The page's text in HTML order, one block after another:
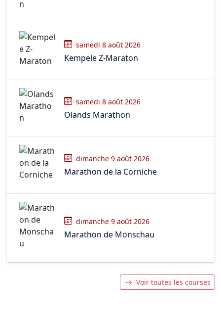
samedi 8 août 2026
Kempele Z-Maraton
samedi 8 août 2026
Olands Marathon
dimanche 9 août 2026
Marathon de la Corniche
dimanche 9 août 2026
Marathon de Monschau
Voir toutes les courses